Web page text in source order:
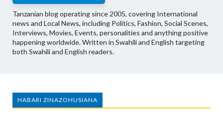
Tanzanian blog operating since 2005, covering International
news and Local News, including Politics, Fashion, Social Scenes,
Interviews, Movies, Events, personalities and anything positive
happening worldwide. Written in Swahili and English targeting
both Swahili and English readers.
HABARI ZINAZOHUSIANA